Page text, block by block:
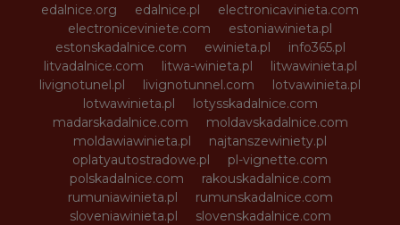
edalnice.org
edalnice.pl
electronicavinieta.com
electroniceviniete.com
estoniawinieta.pl
estonskadalnice.com
ewinieta.pl
info365.pl
litvadalnice.com
litwa-winieta.pl
litwawinieta.pl
livignotunel.pl
livignotunnel.com
lotvawinieta.pl
lotwawinieta.pl
lotysskadalnice.com
madarskadalnice.com
moldavskadalnice.com
moldawiawinieta.pl
najtanszewiniety.pl
oplatyautostradowe.pl
pl-vignette.com
polskadalnice.com
rakouskadalnice.com
rumuniawinieta.pl
rumunskadalnice.com
sloveniawinieta.pl
slovenskadalnice.com